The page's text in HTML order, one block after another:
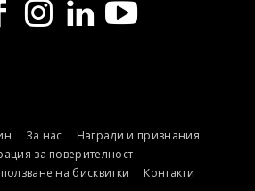
За нас
Награди и признания
за поверителност
на бисквитки
Контакти